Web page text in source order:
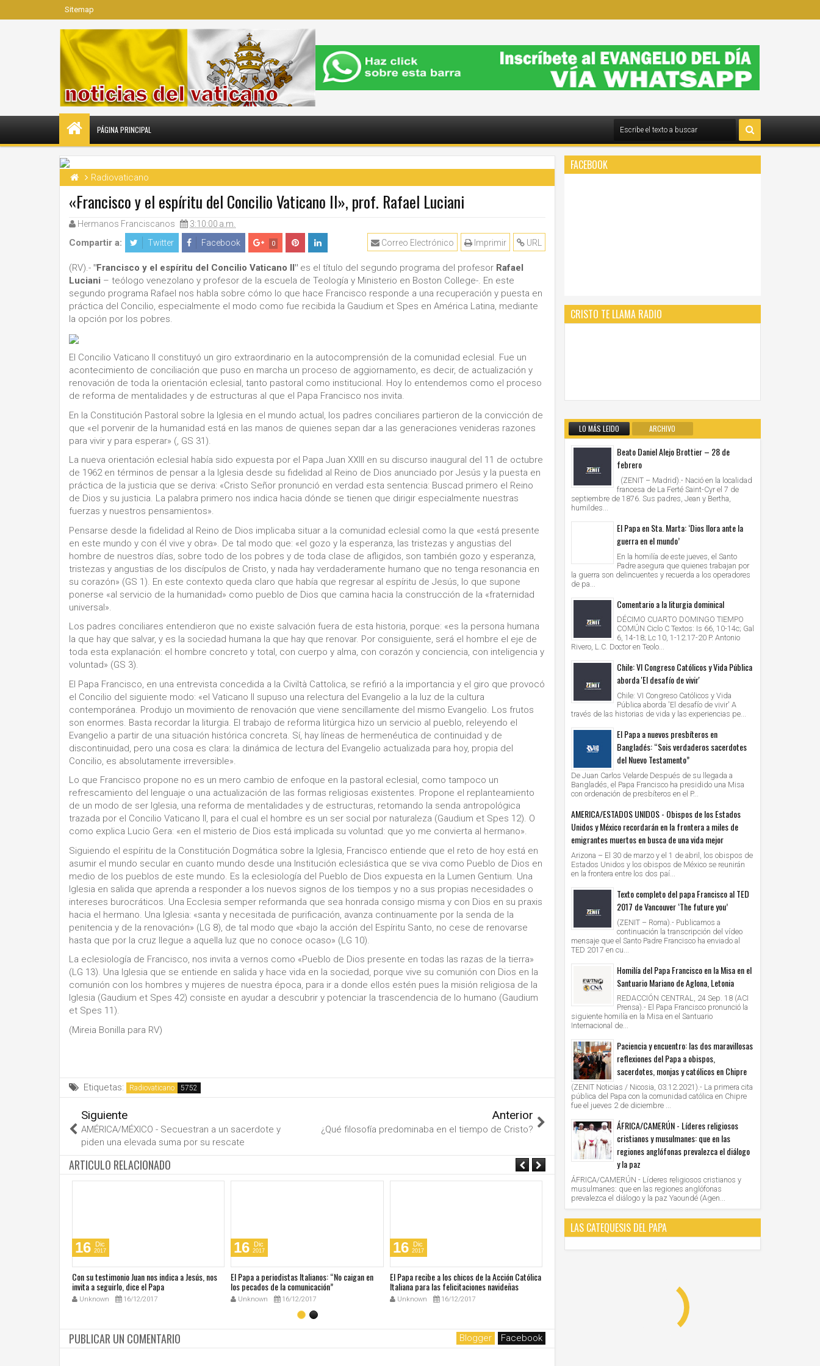
Sitemap
PÁGINA PRINCIPAL
Radiovaticano
«Francisco y el espíritu del Concilio Vaticano II», prof. Rafael Luciani
Hermanos Franciscanos 3:10:00 a.m.
Compartir a: Twitter Facebook 0 URL
Imprimir
Correo Electrónico
(RV).- "Francisco y el espíritu del Concilio Vaticano II" es el título del segundo programa del profesor Rafael
Luciani – teólogo venezolano y profesor de la escuela de Teología y Ministerio en Boston College-. En este
segundo programa Rafael nos habla sobre cómo lo que hace Francisco responde a una recuperación y puesta en
práctica del Concilio, especialmente el modo como fue recibida la Gaudium et Spes en América Latina, mediante
la opción por los pobres.
El Concilio Vaticano II constituyó un giro extraordinario en la autocomprensión de la comunidad eclesial. Fue un
acontecimiento de conciliación que puso en marcha un proceso de aggiornamento, es decir, de actualización y
renovación de toda la orientación eclesial, tanto pastoral como institucional. Hoy lo entendemos como el proceso
de reforma de mentalidades y de estructuras al que el Papa Francisco nos invita.
En la Constitución Pastoral sobre la Iglesia en el mundo actual, los padres conciliares partieron de la convicción de
que «el porvenir de la humanidad está en las manos de quienes sepan dar a las generaciones venideras razones
para vivir y para esperar» (, GS 31).
La nueva orientación eclesial había sido expuesta por el Papa Juan XXIII en su discurso inaugural del 11 de octubre
de 1962 en términos de pensar a la Iglesia desde su fidelidad al Reino de Dios anunciado por Jesús y la puesta en
práctica de la justicia que se deriva: «Cristo Señor pronunció en verdad esta sentencia: Buscad primero el Reino
de Dios y su justicia. La palabra primero nos indica hacia dónde se tienen que dirigir especialmente nuestras
fuerzas y nuestros pensamientos».
Pensarse desde la fidelidad al Reino de Dios implicaba situar a la comunidad eclesial como la que «está presente
en este mundo y con él vive y obra». De tal modo que: «el gozo y la esperanza, las tristezas y angustias del
hombre de nuestros días, sobre todo de los pobres y de toda clase de afligidos, son también gozo y esperanza,
tristezas y angustias de los discípulos de Cristo, y nada hay verdaderamente humano que no tenga resonancia en
su corazón» (GS 1). En este contexto queda claro que había que regresar al espíritu de Jesús, lo que supone
ponerse «al servicio de la humanidad» como pueblo de Dios que camina hacia la construcción de la «fraternidad
universal».
Los padres conciliares entendieron que no existe salvación fuera de esta historia, porque: «es la persona humana
la que hay que salvar, y es la sociedad humana la que hay que renovar. Por consiguiente, será el hombre el eje de
toda esta explanación: el hombre concreto y total, con cuerpo y alma, con corazón y conciencia, con inteligencia y
voluntad» (GS 3).
El Papa Francisco, en una entrevista concedida a la Civiltà Cattolica, se refirió a la importancia y el giro que provocó
el Concilio del siguiente modo: «el Vaticano II supuso una relectura del Evangelio a la luz de la cultura
contemporánea. Produjo un movimiento de renovación que viene sencillamente del mismo Evangelio. Los frutos
son enormes. Basta recordar la liturgia. El trabajo de reforma litúrgica hizo un servicio al pueblo, releyendo el
Evangelio a partir de una situación histórica concreta. Sí, hay líneas de hermenéutica de continuidad y de
discontinuidad, pero una cosa es clara: la dinámica de lectura del Evangelio actualizada para hoy, propia del
Concilio, es absolutamente irreversible».
Lo que Francisco propone no es un mero cambio de enfoque en la pastoral eclesial, como tampoco un
refrescamiento del lenguaje o una actualización de las formas religiosas existentes. Propone el replanteamiento
de un modo de ser Iglesia, una reforma de mentalidades y de estructuras, retomando la senda antropológica
trazada por el Concilio Vaticano II, para el cual el hombre es un ser social por naturaleza (Gaudium et Spes 12). O
como explica Lucio Gera: «en el misterio de Dios está implicada su voluntad: que yo me convierta al hermano».
Siguiendo el espíritu de la Constitución Dogmática sobre la Iglesia, Francisco entiende que el reto de hoy está en
asumir el mundo secular en cuanto mundo desde una Institución eclesiástica que se viva como Pueblo de Dios en
medio de los pueblos de este mundo. Es la eclesiología del Pueblo de Dios expuesta en la Lumen Gentium. Una
Iglesia en salida que aprenda a responder a los nuevos signos de los tiempos y no a sus propias necesidades o
intereses burocráticos. Una Ecclesia semper reformanda que sea honrada consigo misma y con Dios en su praxis
hacia el hermano. Una Iglesia: «santa y necesitada de purificación, avanza continuamente por la senda de la
penitencia y de la renovación» (LG 8), de tal modo que «bajo la acción del Espíritu Santo, no cese de renovarse
hasta que por la cruz llegue a aquella luz que no conoce ocaso» (LG 10).
La eclesiología de Francisco, nos invita a vernos como «Pueblo de Dios presente en todas las razas de la tierra»
(LG 13). Una Iglesia que se entiende en salida y hace vida en la sociedad, porque vive su comunión con Dios en la
comunión con los hombres y mujeres de nuestra época, para ir a donde ellos estén pues la misión religiosa de la
Iglesia (Gaudium et Spes 42) consiste en ayudar a descubrir y potenciar la trascendencia de lo humano (Gaudium
et Spes 11).
(Mireia Bonilla para RV)
Etiquetas: Radiovaticano
Siguiente
AMÉRICA/MÉXICO - Secuestran a un sacerdote y
piden una elevada suma por su rescate
Anterior
¿Qué filosofía predominaba en el tiempo de Cristo?
ARTICULO RELACIONADO
16 Dic
2017
Con su testimonio Juan nos indica a Jesús, nos
invita a seguirlo, dice el Papa
Unknown 16/12/2017
16 Dic
2017
El Papa a periodistas Italianos: “No caigan en
los pecados de la comunicación”
Unknown 16/12/2017
16 Dic
2017
El Papa recibe a los chicos de la Acción Católica
Italiana para las felicitaciones navideñas
Unknown 16/12/2017
15 2017 15 2017
PUBLICAR UN COMENTARIO Blogger Facebook
FACEBOOK
CRISTO TE LLAMA RADIO
LO MÁS LEIDO ARCHIVO
Beato Daniel Alejo Brottier – 28 de
febrero
(ZENIT – Madrid).- Nació en la localidad
francesa de La Ferté Saint-Cyr el 7 de
septiembre de 1876. Sus padres, Jean y Bertha,
humildes...
El Papa en Sta. Marta: ‘Dios llora ante la
guerra en el mundo’
En la homilía de este jueves, el Santo
Padre asegura que quienes trabajan por
la guerra son delincuentes y recuerda a los operadores
de pa...
Comentario a la liturgia dominical
DÉCIMO CUARTO DOMINGO TIEMPO
COMÚN Ciclo C Textos: Is 66, 10-14c; Gal
6, 14-18; Lc 10, 1-12.17-20 P. Antonio
Rivero, L.C. Doctor en Teolo...
Chile: VI Congreso Católicos y Vida Pública
aborda 'El desafío de vivir'
Chile: VI Congreso Católicos y Vida
Pública aborda 'El desafío de vivir' A
través de las historias de vida y las experiencias pe...
El Papa a nuevos presbíteros en
Bangladés: “Sois verdaderos sacerdotes
del Nuevo Testamento”
De Juan Carlos Velarde Después de su llegada a
Bangladés, el Papa Francisco ha presidido una Misa
con ordenación de presbíteros en el P...
AMERICA/ESTADOS UNIDOS - Obispos de los Estados
Unidos y México recordarán en la frontera a miles de
emigrantes muertos en busca de una vida mejor
Arizona – El 30 de marzo y el 1 de abril, los obispos de
Estados Unidos y los obispos de México se reunirán
en la frontera entre los dos paí...
Texto completo del papa Francisco al TED
2017 de Vancouver ‘The future you’
(ZENIT – Roma).- Publicamos a
continuación la transcripción del vídeo
mensaje que el Santo Padre Francisco ha enviado al
TED 2017 en cu...
Homilía del Papa Francisco en la Misa en el
Santuario Mariano de Aglona, Letonia
REDACCIÓN CENTRAL, 24 Sep. 18 (ACI
Prensa).- El Papa Francisco pronunció la
siguiente homilía en la Misa en el Santuario
Internacional de...
Paciencia y encuentro: las dos maravillosas
reflexiones del Papa a obispos,
sacerdotes, monjas y católicos en Chipre
(ZENIT Noticias / Nicosia, 03.12.2021).- La primera cita
pública del Papa con la comunidad católica en Chipre
fue el jueves 2 de diciembre ...
ÁFRICA/CAMERÚN - Líderes religiosos
cristianos y musulmanes: que en las
regiones anglófonas prevalezca el diálogo
y la paz
ÁFRICA/CAMERÚN - Líderes religiosos cristianos y
musulmanes: que en las regiones anglófonas
prevalezca el diálogo y la paz Yaoundé (Agen...
LAS CATEQUESIS DEL PAPA